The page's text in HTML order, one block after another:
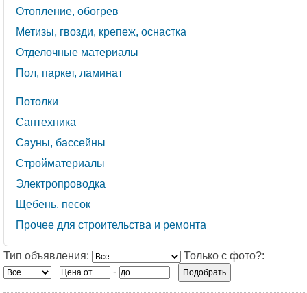
Отопление, обогрев
Метизы, гвозди, крепеж, оснастка
Отделочные материалы
Пол, паркет, ламинат
Потолки
Сантехника
Сауны, бассейны
Стройматериалы
Электропроводка
Щебень, песок
Прочее для строительства и ремонта
Тип объявления:
Только с фото?:
-